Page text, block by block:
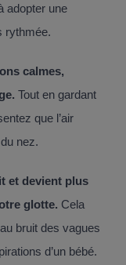
adopter une
rythmée.
calmes,
Tout en gardant
que l’air
nez.
et devient plus
glotte. Cela
bruit des vagues
d’un bébé.